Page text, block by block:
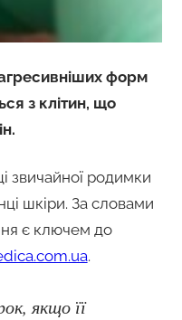
форм
з клітин, що
звичайної родимки
шкіри. За словами
є ключем до
.
якщо її